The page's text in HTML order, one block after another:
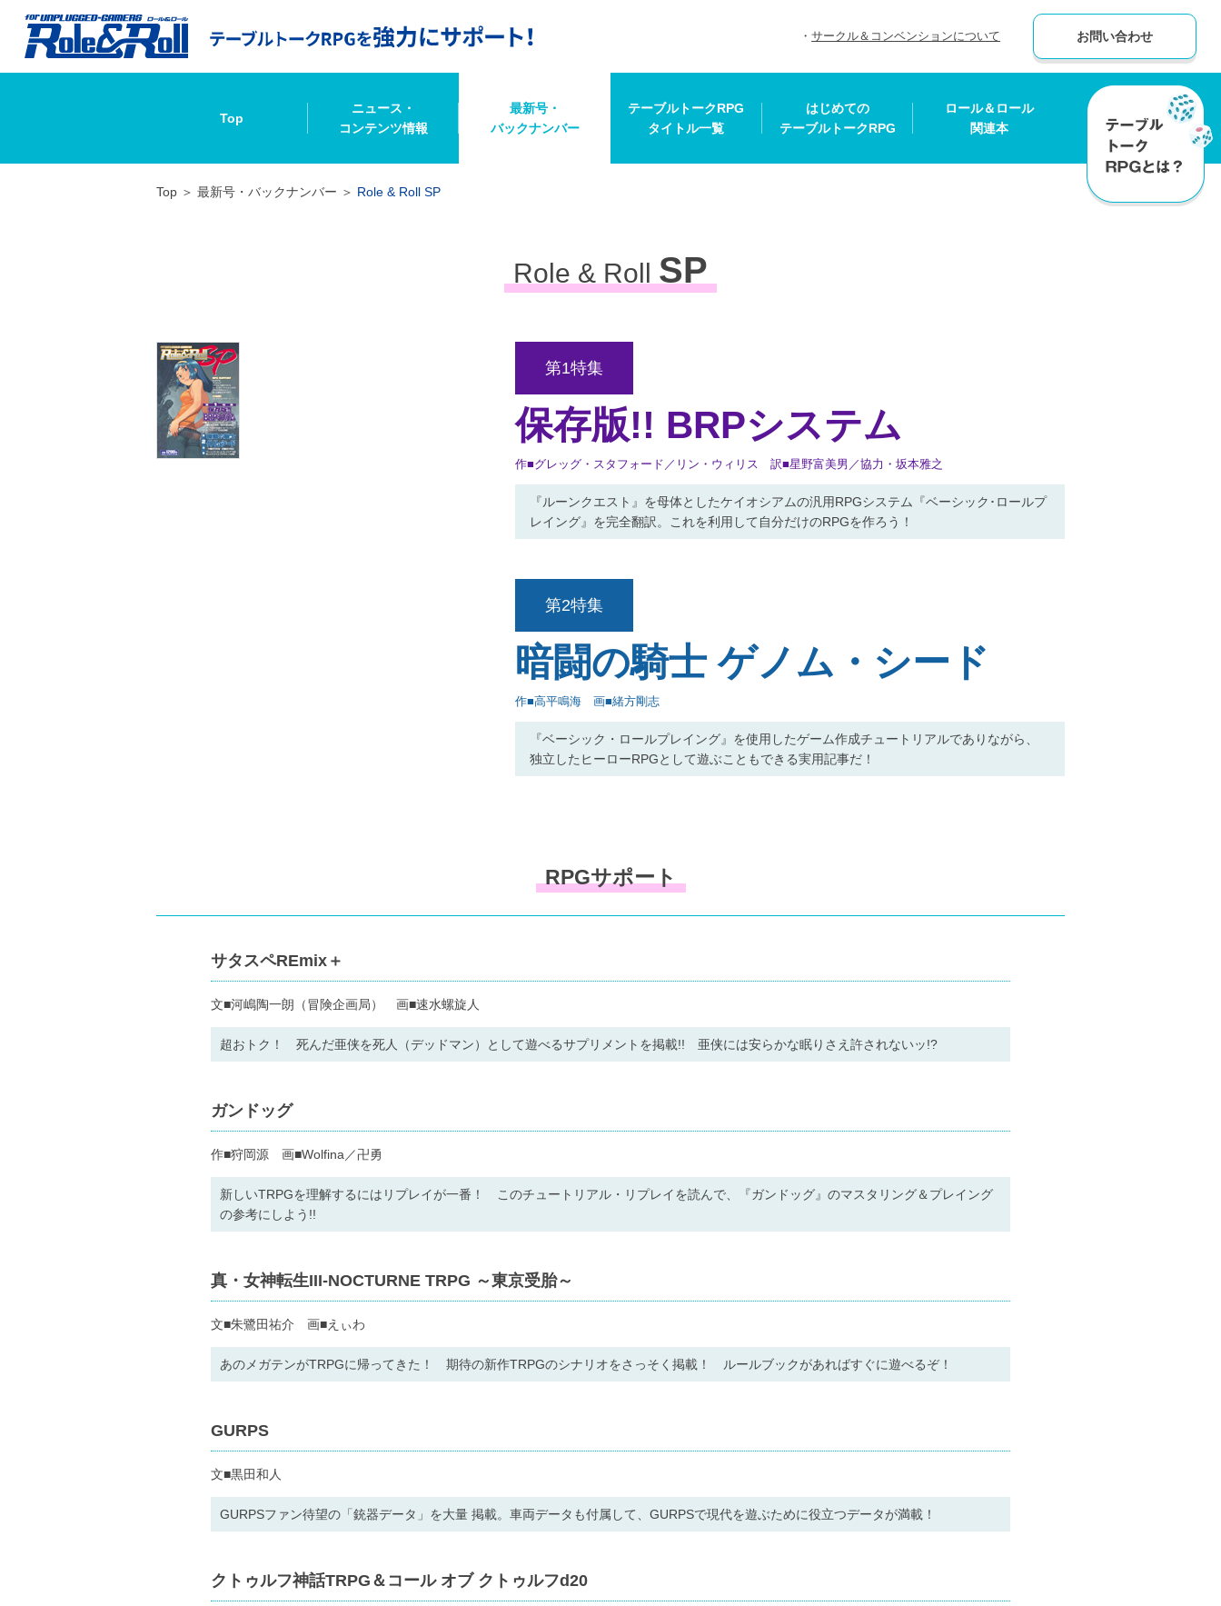
サークル＆コンベンションについて お問い合わせ
Top
ニュース・
コンテンツ情報
最新号・
バックナンバー
テーブルトークRPG
タイトル一覧
はじめての
テーブルトークRPG
ロール＆ロール
関連本
Top 最新号・バックナンバー Role & Roll SP
Role & Roll SP
第1特集
保存版!! BRPシステム
作■グレッグ・スタフォード／リン・ウィリス 訳■星野富美男／協力・坂本雅之
『ルーンクエスト』を母体としたケイオシアムの汎用RPGシステム『ベーシック･ロールプ
レイング』を完全翻訳。これを利用して自分だけのRPGを作ろう！
第2特集
暗闘の騎士 ゲノム・シード
作■高平鳴海 画■緒方剛志
『ベーシック・ロールプレイング』を使用したゲーム作成チュートリアルでありながら、
独立したヒーローRPGとして遊ぶこともできる実用記事だ！
RPGサポート
サタスペREmix＋
文■河嶋陶一朗（冒険企画局） 画■速水螺旋人
超おトク！ 死んだ亜侠を死人（デッドマン）として遊べるサプリメントを掲載!! 亜侠には安らかな眠りさえ許されないッ!?
ガンドッグ
作■狩岡源 画■Wolfina／卍勇
新しいTRPGを理解するにはリプレイが一番！ このチュートリアル・リプレイを読んで、『ガンドッグ』のマスタリング＆プレイング
の参考にしよう!!
真・女神転生III-NOCTURNE TRPG ～東京受胎～
文■朱鷺田祐介 画■えぃわ
あのメガテンがTRPGに帰ってきた！ 期待の新作TRPGのシナリオをさっそく掲載！ ルールブックがあればすぐに遊べるぞ！
GURPS
文■黒田和人
GURPSファン待望の「銃器データ」を大量 掲載。車両データも付属して、GURPSで現代を遊ぶために役立つデータが満載！
クトゥルフ神話TRPG＆コール オブ クトゥルフd20